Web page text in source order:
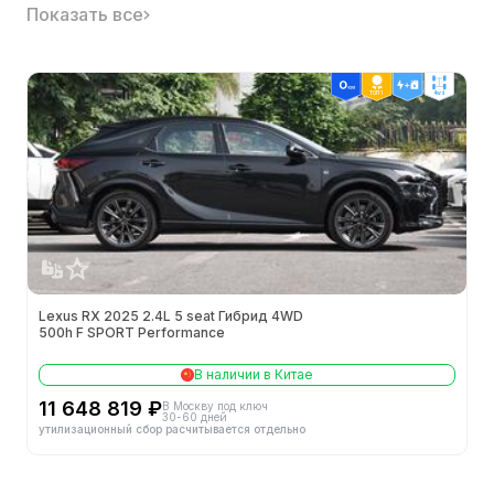
Класс -
Гарантия в Китае -
Двигатель -
Официальная цена
Кузов
Колея передних колес (мм) -
Колея задних колес (мм)
Показать все
ТОП 1 4wd
Lexus RX 2025 2.4L 5 seat Гибрид 4WD
500h F SPORT Performance
В наличии в Китае
11 648 819 ₽В Москву под ключ
30-60 дней
утилизационный сбор расчитывается отдельно